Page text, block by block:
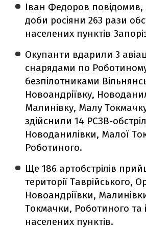
Іван Федоров
доби росіяни 263 рази
населених пунктів
Окупанти вдарили 3
снарядами по
безпілотниками
Новоандріївку,
Малинівку, Малу
здійснили 14 РСЗВ-
Новоданилівки, Малої
Роботиного.
Ще 186 артобстрілів
території Таврійського,
Новоандріївки,
Токмачки, Роботиного та
населених пунктів.